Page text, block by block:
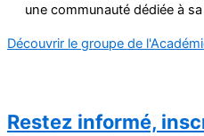
une communauté dédiée à
Découvrir le groupe de
Restez informé,